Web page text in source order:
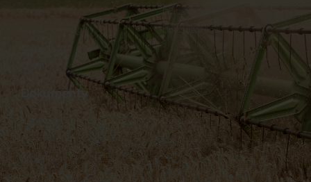
Dokumenty
Regulamin
Polityka prywatności
Reklamacje i zwroty
Dostawy
Płatności
Sklep internetowy
Praca
Ubezpieczenia